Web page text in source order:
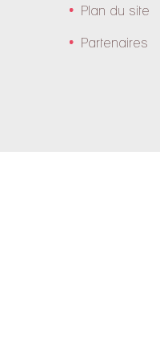
Plan du site
Partenaires